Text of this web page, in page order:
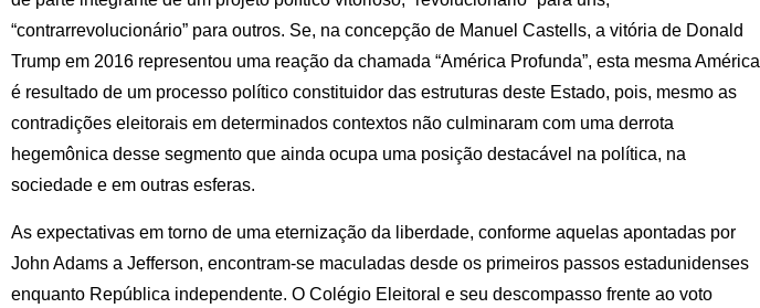
“contrarrevolucionário” para outros. Se, na concepção de Manuel Castells, a vitória de Donald
Trump em 2016 representou uma reação da chamada “América Profunda”, esta mesma América
é resultado de um processo político constituidor das estruturas deste Estado, pois, mesmo as
contradições eleitorais em determinados contextos não culminaram com uma derrota
hegemônica desse segmento que ainda ocupa uma posição destacável na política, na
sociedade e em outras esferas.
As expectativas em torno de uma eternização da liberdade, conforme aquelas apontadas por
John Adams a Jefferson, encontram-se maculadas desde os primeiros passos estadunidenses
enquanto República independente. O Colégio Eleitoral e seu descompasso frente ao voto